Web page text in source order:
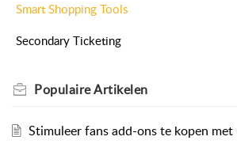
Smart Shopping Tools
Secondary Ticketing
PopulaireArtikelen
Stimuleer fans add-ons te kopen met